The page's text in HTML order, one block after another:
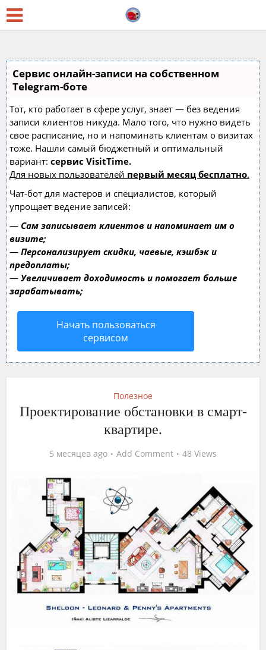
Сервис онлайн-записи на собственном
Telegram-боте
Тот, кто работает в сфере услуг, знает — без ведения
записи клиентов никуда. Мало того, что нужно видеть
свое расписание, но и напоминать клиентам о визитах
тоже. Нашли самый бюджетный и оптимальный
вариант: сервис VisitTime.
Для новых пользователей первый месяц бесплатно.
Чат-бот для мастеров и специалистов, который
упрощает ведение записей:
— Сам записывает клиентов и напоминает им о
визите;
— Персонализирует скидки, чаевые, кэшбэк и
предоплаты;
— Увеличивает доходимость и помогает больше
зарабатывать;
Начать пользоваться
сервисом
Полезное
Проектирование обстановки в смарт-
квартире.
5 месяцев ago Add Comment 48 Views